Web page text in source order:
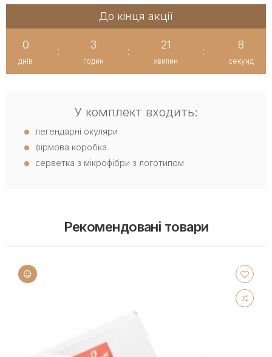
До кінця акції
0
днів
:
3
годин
:
21
хвилин
:
7
секунд
У комплект входить:
легендарні окуляри
фірмова коробка
серветка з мікрофібри з логотипом
Рекомендовані товари